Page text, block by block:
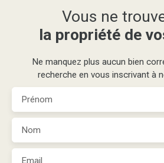
Vous ne
la propriété de
Ne manquez plus aucun bien
recherche en vous inscrivant à
Prénom
Nom
Email